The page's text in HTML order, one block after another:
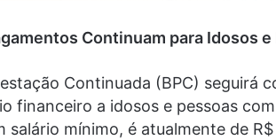
Continuam para Idosos
Continuada (BPC) seguirá
financeiro a idosos e pessoas
salário mínimo, é atualmente de